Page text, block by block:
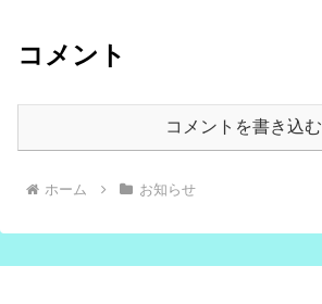
コメント
コメントを書き込む
ホーム お知らせ